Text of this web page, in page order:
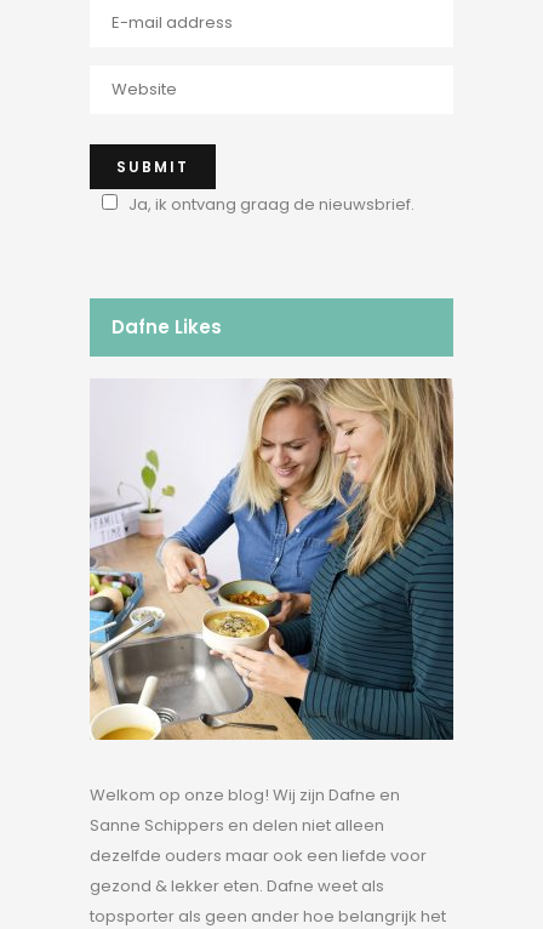
Ja, ik ontvang graag de nieuwsbrief.
Dafne Likes
Welkom op onze blog! Wij zijn Dafne en
Sanne Schippers en delen niet alleen
dezelfde ouders maar ook een liefde voor
gezond & lekker eten. Dafne weet als
topsporter als geen ander hoe belangrijk het